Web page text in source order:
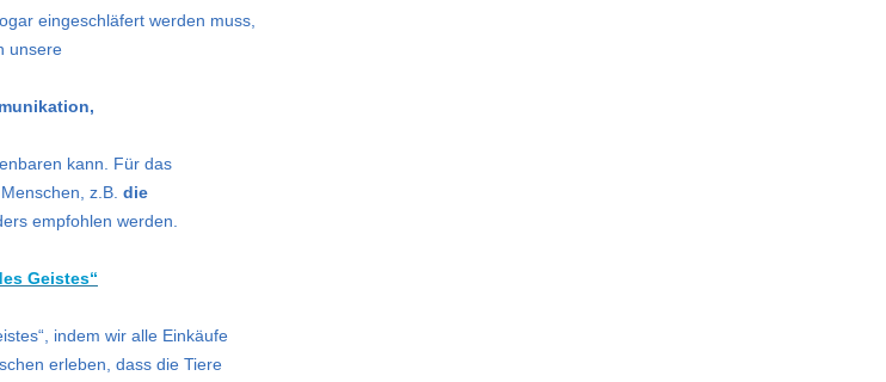
eingeschläfert werden muss,
unsere
kann. Für das
z.B. die
empfohlen werden.
Geistes“
indem wir alle Einkäufe
erleben, dass die Tiere